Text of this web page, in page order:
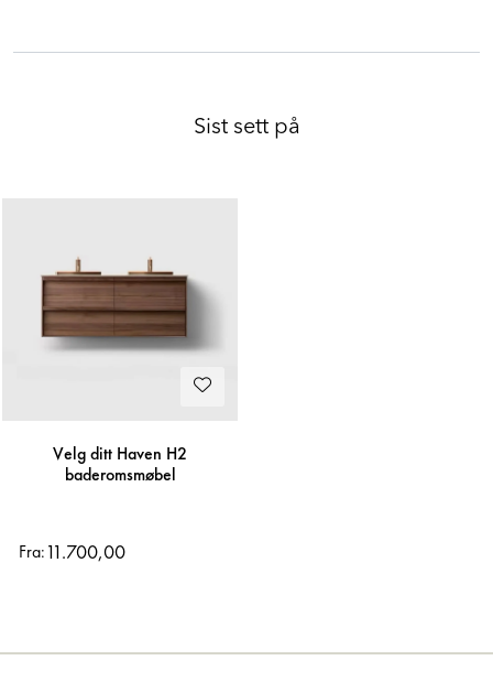
Sist sett på
Velg ditt Haven H2
baderomsmøbel
Fra:11.700,00